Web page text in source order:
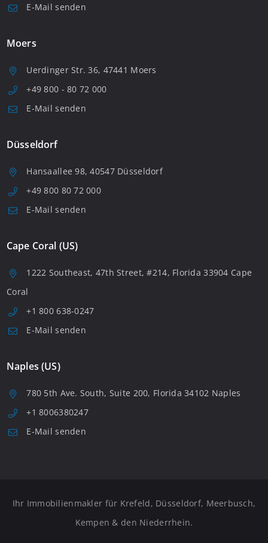
E-Mail senden
Moers
Uerdinger Str. 36, 47441 Moers
+49 800 - 80 72 000
E-Mail senden
Düsseldorf
Hansaallee 98, 40547 Düsseldorf
+49 800 80 72 000
E-Mail senden
Cape Coral (US)
1222 Southeast, 47th Street, #214, Florida 33904 Cape
Coral
+1 800 638-0247
E-Mail senden
Naples (US)
780 5th Ave. South, Suite 200, Florida 34102 Naples
+1 8006380247
E-Mail senden
Ihr Immobilienmakler für Krefeld, Düsseldorf, Meerbusch,
Kempen & den Niederrhein.